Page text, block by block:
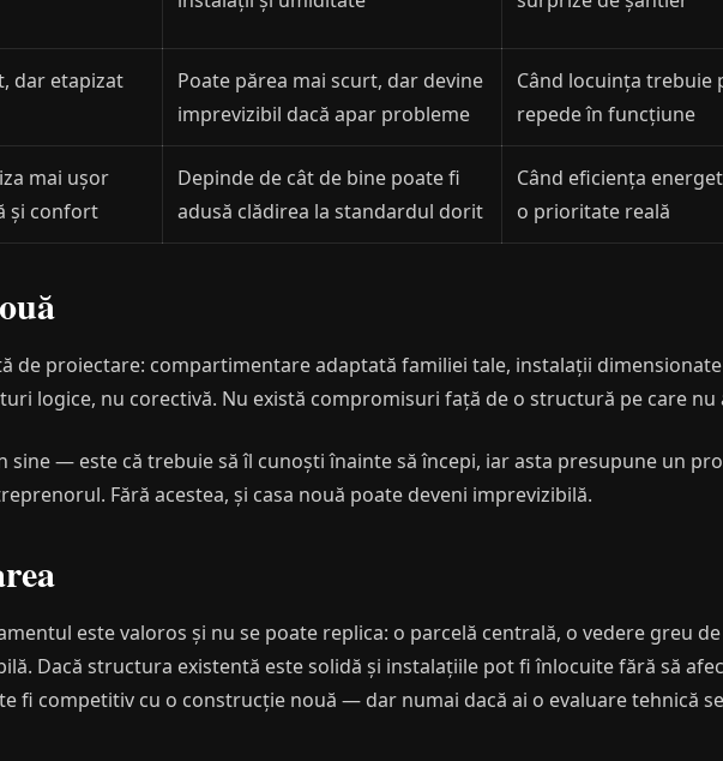
dar etapizat
Poate părea mai scurt, dar devine
imprevizibil dacă apar probleme
Când locuința trebuie
repede în funcțiune
mai ușor
și confort
Depinde de cât de bine poate fi
adusă clădirea la standardul dorit
Când eficiența
o prioritate reală
de proiectare: compartimentare adaptată familiei tale, instalații
logice, nu corectivă. Nu există compromisuri față de o structură pe care nu
sine — este că trebuie să îl cunoști înainte să începi, iar asta presupune un
Fără acestea, și casa nouă poate deveni imprevizibilă.
este valoros și nu se poate replica: o parcelă centrală, o vedere greu
Dacă structura existentă este solidă și instalațiile pot fi înlocuite fără să
fi competitiv cu o construcție nouă — dar numai dacă ai o evaluare tehnică